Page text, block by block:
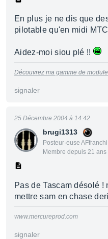
En plus je ne dis que
pilotable qu'en midi
Aidez-moi siou plé !!
Découvrez ma gamme de
signaler
brugi1313
Posteur·euse
Membre depuis 21 ans
25 Décembre 2004 à 14:42
Pas de Tascam désolé
mettre sam en chase
www.mercureprod.com
signaler